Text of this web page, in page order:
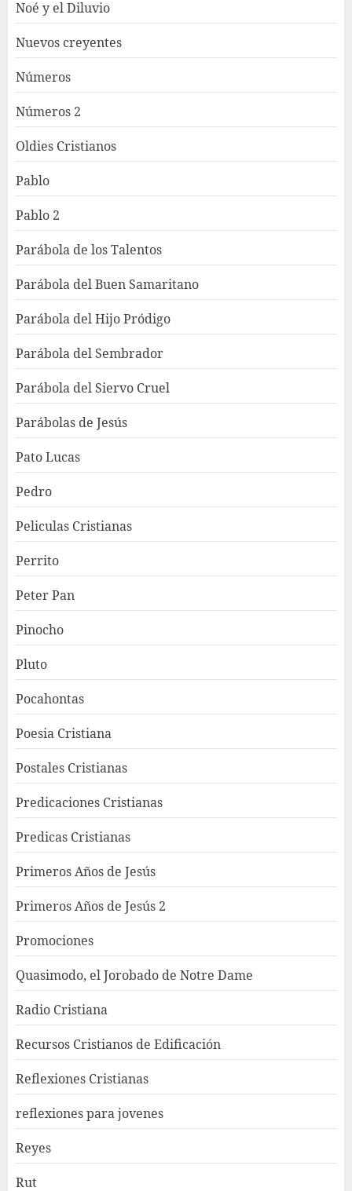
Noé y el Diluvio
Nuevos creyentes
Números
Números 2
Oldies Cristianos
Pablo
Pablo 2
Parábola de los Talentos
Parábola del Buen Samaritano
Parábola del Hijo Pródigo
Parábola del Sembrador
Parábola del Siervo Cruel
Parábolas de Jesús
Pato Lucas
Pedro
Peliculas Cristianas
Perrito
Peter Pan
Pinocho
Pluto
Pocahontas
Poesia Cristiana
Postales Cristianas
Predicaciones Cristianas
Predicas Cristianas
Primeros Años de Jesús
Primeros Años de Jesús 2
Promociones
Quasimodo, el Jorobado de Notre Dame
Radio Cristiana
Recursos Cristianos de Edificación
Reflexiones Cristianas
reflexiones para jovenes
Reyes
Rut